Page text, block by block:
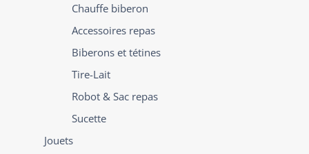
Chauffe biberon
Accessoires repas
Biberons et tétines
Tire-Lait
Robot & Sac repas
Sucette
Jouets